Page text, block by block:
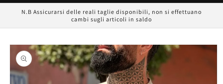
N.B Assicurarsi delle reali taglie disponibili, non si effettuano
cambi sugli articoli in saldo
Passa alle
informazioni
sul prodotto